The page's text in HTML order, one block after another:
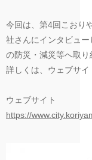
今回は、第4回こおり
社さんにインタビュ
の防災・減災等へ取り
詳しくは、ウェブサイ
ウェブサイト
https://